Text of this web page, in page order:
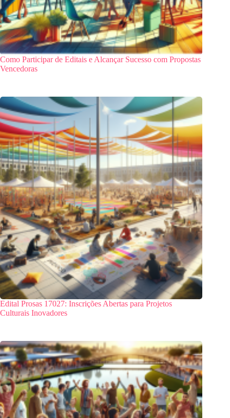
Como Participar de Editais e Alcançar Sucesso com Propostas
Vencedoras
Edital Prosas 17027: Inscrições Abertas para Projetos
Culturais Inovadores